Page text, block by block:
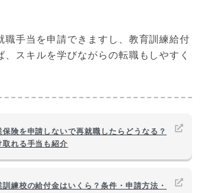
職手当を申請できますし、教育訓練給付
、スキルを学びながらの転職もしやすく
保険を申請しないで再就職したらどうなる？
取れる手当も紹介
訓練校の給付金はいくら？条件・申請方法・